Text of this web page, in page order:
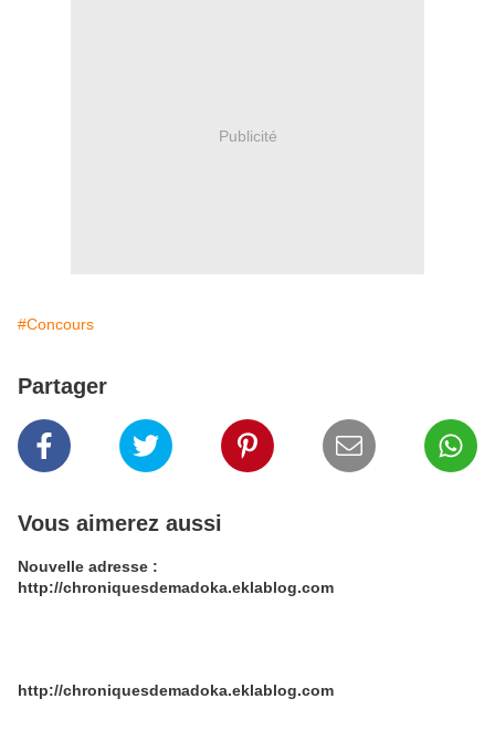
Publicité
#Concours
Partager
Vous aimerez aussi
Nouvelle adresse :
http://chroniquesdemadoka.eklablog.com
http://chroniquesdemadoka.eklablog.com